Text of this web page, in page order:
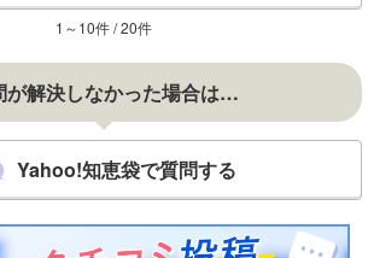
1～10件 / 20件
が解決しなかった場合は…
Yahoo!知恵袋で質問する